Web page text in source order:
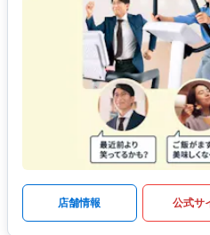
店舗情報 公式サ